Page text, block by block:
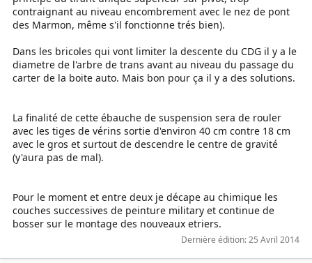
contraignant au niveau encombrement avec le nez de pont
des Marmon, même s'il fonctionne trés bien).
Dans les bricoles qui vont limiter la descente du CDG il y a le
diametre de l'arbre de trans avant au niveau du passage du
carter de la boite auto. Mais bon pour ça il y a des solutions.
La finalité de cette ébauche de suspension sera de rouler
avec les tiges de vérins sortie d'environ 40 cm contre 18 cm
avec le gros et surtout de descendre le centre de gravité
(y'aura pas de mal).
Pour le moment et entre deux je décape au chimique les
couches successives de peinture military et continue de
bosser sur le montage des nouveaux etriers.
Dernière édition:25 Avril 2014